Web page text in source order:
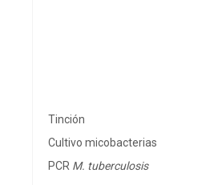
Tinción
Cultivo micobacterias
PCR M. tuberculosis